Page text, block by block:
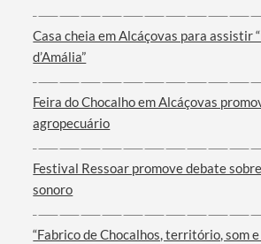
Filtros
Casa cheia em Alcáçovas para assistir
d’Amália”
Feira do Chocalho em Alcáçovas
agropecuário
Festival Ressoar promove debate
sonoro
“Fabrico de Chocalhos, território, som